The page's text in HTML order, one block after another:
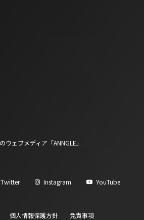
Twitter Instagram YouTube
個人情報保護方針 免責事項